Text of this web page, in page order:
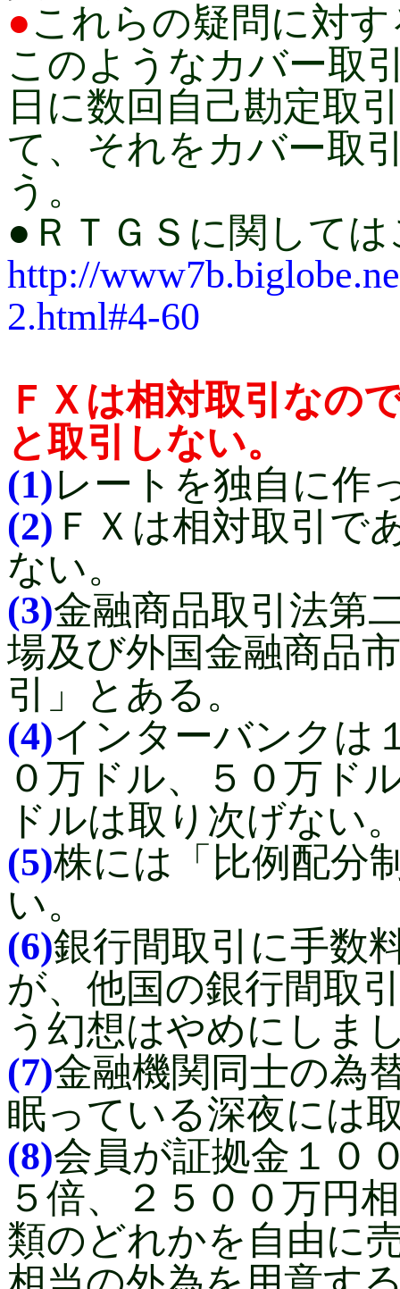
●これらの疑問に対
このようなカバー取
日に数回自己勘定取
て、それをカバー取
う。
● ＲＴＧＳに関して
http://
2.html#4-60
ＦＸは相対取引なの
と取引しない。
(1)レートを独自に作
(2) ＦＸは相対取引で
ない。
(3)金融商品取引法第
場及び外国金融商品
引」とある。
(4)インターバンクは
０万ドル、５０万ド
ドルは取り次げない
(5)株には「比例配分
い。
(6)銀行間取引に手数
が、他国の銀行間取
う幻想はやめにしま
(7)金融機関同士の為
眠っている深夜には
(8)会員が証拠金１０
５倍、２５００万円
類のどれかを自由に